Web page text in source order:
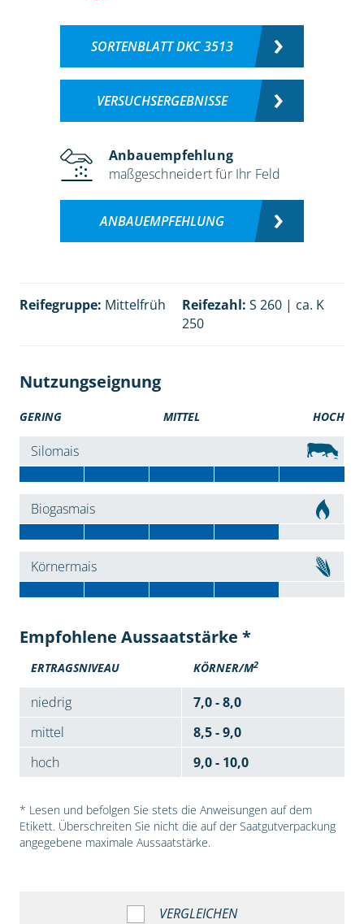
SORTENBLATT DKC 3513
VERSUCHSERGEBNISSE
Anbauempfehlung
maßgeschneidert für Ihr Feld
ANBAUEMPFEHLUNG
Reifegruppe: Mittelfrüh Reifezahl: S 260 | ca. K
250
Nutzungseignung
GERING MITTEL HOCH
Silomais
Biogasmais
Körnermais
Empfohlene Aussaatstärke *
ERTRAGSNIVEAU KÖRNER/M2
niedrig
7,0 - 8,0
mittel
8,5 - 9,0
hoch
9,0 - 10,0
* Lesen und befolgen Sie stets die Anweisungen auf dem
Etikett. Überschreiten Sie nicht die auf der Saatgutverpackung
angegebene maximale Aussaatstärke.
VERGLEICHEN